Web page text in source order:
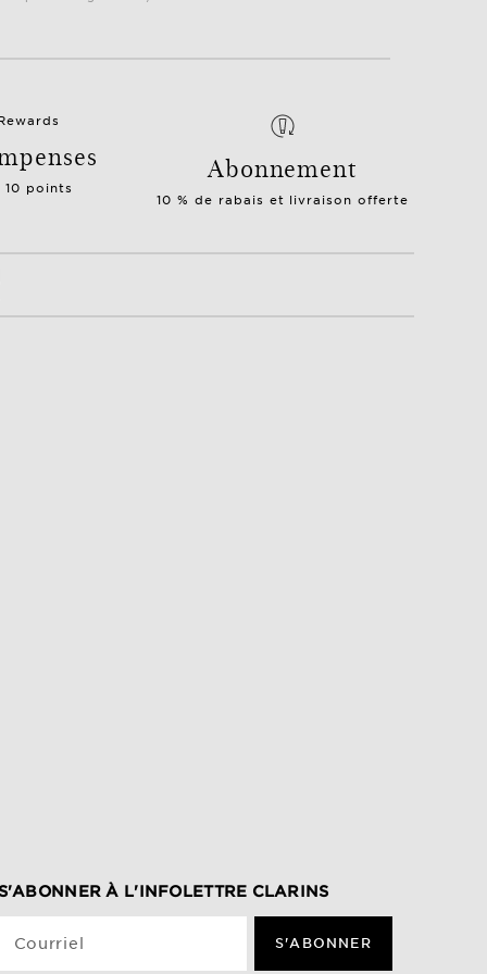
10 points
Abonnement
10 % de rabais et livraison offerte
À L'INFOLETTRE CLARINS
Courriel S'ABONNER